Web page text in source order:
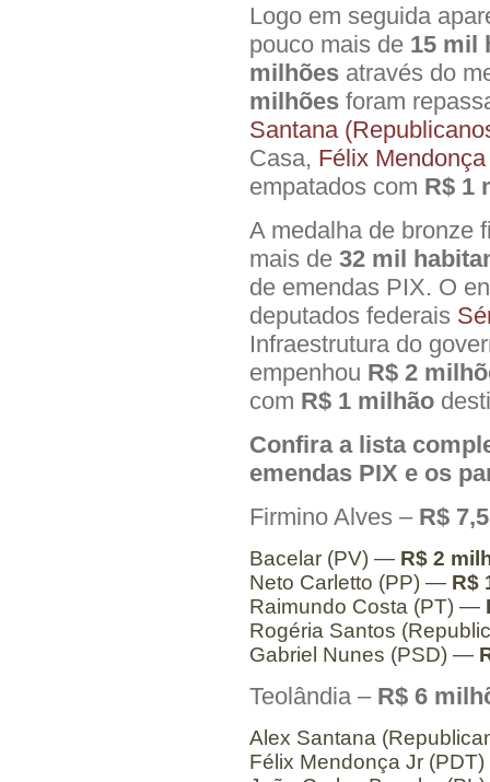
Logo em seguida
pouco mais de 15 mil
milhões através do
milhões foram
Santana
Casa, Félix
empatados com R$ 1
A medalha de bronze
mais de 32 mil
de emendas PIX. O
deputados federais
Infraestrutura do
empenhou R$ 2
com R$ 1 milhão
Confira a lista
emendas PIX e os
Firmino Alves – R$
Bacelar (PV) — R$ 2
Neto Carletto (PP) — R$
Raimundo Costa (PT) —
Rogéria Santos
Gabriel Nunes (PSD) —
Teolândia – R$ 6
Alex Santana
Félix Mendonça Jr